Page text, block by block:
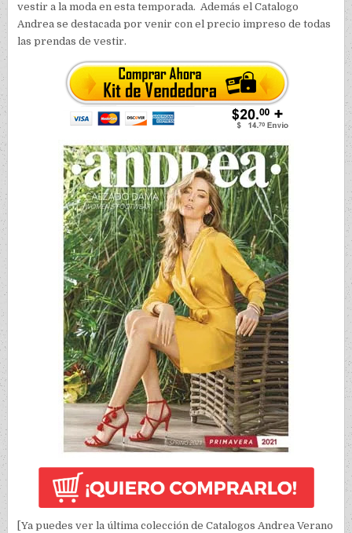
vestir a la moda en esta temporada. Además el Catalogo
Andrea se destacada por venir con el precio impreso de todas
las prendas de vestir.
[Ya puedes ver la última colección de Catalogos Andrea Verano